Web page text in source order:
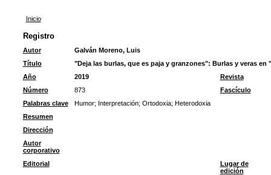
Inicio
Registro
Autor
Galván Moreno, Luis
Título
"Deja las burlas, que es paja y granzones": Burlas y veras en
Año
2019
Revista
Número
873
Fascículo
Palabras clave
Humor; Interpretación; Ortodoxia; Heterodoxia
Resumen
Dirección
Autor
corporativo
Editorial
Lugar de
edición